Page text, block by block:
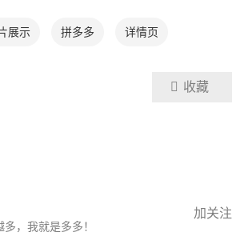
展示 拼多多 详情页
收藏
多，我就是多多！
加关注